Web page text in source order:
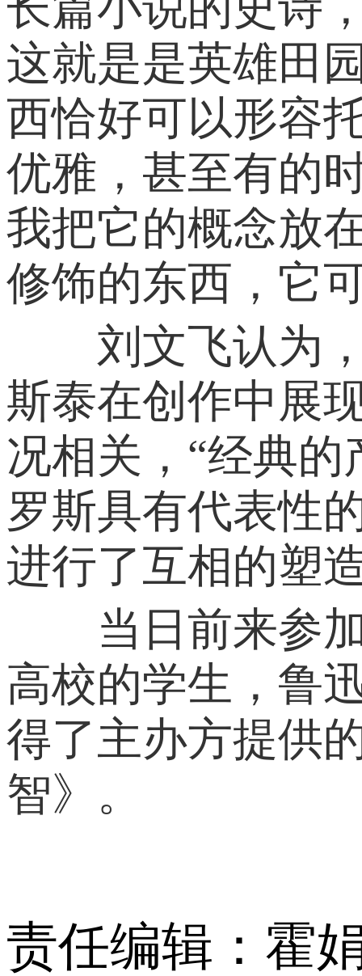
这就是是英雄田
西恰好可以形容
优雅，甚至有的
我把它的概念放
修饰的东西，它
刘文飞认为，
斯泰在创作中展
况相关，“经典
罗斯具有代表性
进行了互相的塑
当日前来参加
高校的学生，鲁
得了主办方提供
智》。
责任编辑：霍